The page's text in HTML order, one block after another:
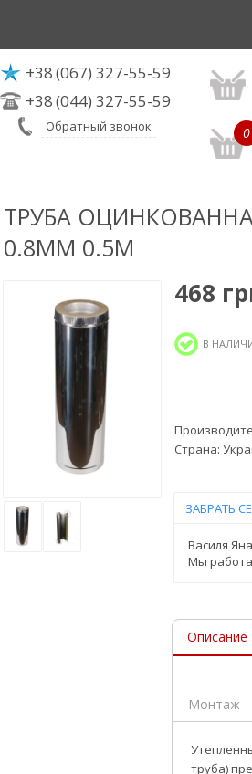
+38(067) 327-55-59
+38(044) 327-55-59
Обратный звонок 0
ТРУБА
0.8ММ 0.5М
468
В
Страна:
ЗАБРАТЬ
Василя
Мы
Описание
Монтаж
труба)